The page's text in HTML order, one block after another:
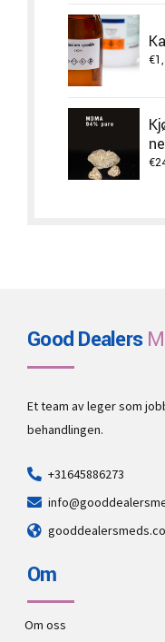
€
€
Good Dealers
Et team av leger som
behandlingen.
+31645886273
Om
Om oss